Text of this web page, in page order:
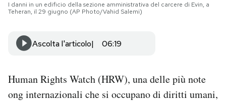
SHOP
CALENDARIO
AREA PERSONALE
I danni in un edificio della sezione amministrativa del carcere di Evin, a
Teheran, il 29 giugno (AP Photo/Vahid Salemi)
Ascolta l'articolo 06:19
Human Rights Watch (HRW), una delle più note
ong internazionali che si occupano di diritti umani,